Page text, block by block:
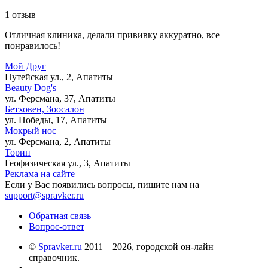
1 отзыв
Отличная клиника, делали прививку аккуратно, все
понравилось!
Мой Друг
Путейская ул., 2, Апатиты
Beauty Dog's
ул. Ферсмана, 37, Апатиты
Бетховен, Зоосалон
ул. Победы, 17, Апатиты
Мокрый нос
ул. Ферсмана, 2, Апатиты
Торин
Геофизическая ул., 3, Апатиты
Реклама на сайте
Если у Вас появились вопросы, пишите нам на
support@spravker.ru
Обратная связь
Вопрос-ответ
© Spravker.ru 2011—2026, городской он-лайн
справочник.